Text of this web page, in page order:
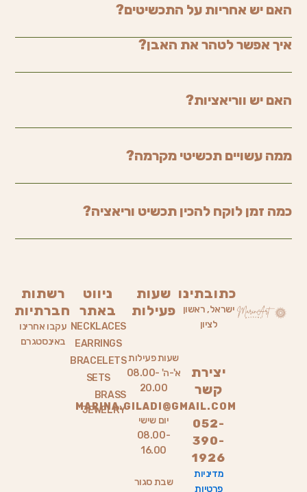
האם יש אחריות על התכשיטים?
איך אפשר לטהר את האבן?
האם יש ווריאציות?
ממה עשויים תכשיטי מקרמה?
כמה זמן לוקח להכין תכשיט וריאציה?
כתובתינו
ישראל, ראשון
לציון
יצירת
קשר
MARINA.GILADI@GMAIL.COM
052-
390-
1926
מדיניות
פרטיות
שעות
פעילות
שעות פעילות
א'-ה' 08.00-
20.00
יום שישי
08.00-
16.00
שבת סגור
ניווט
באתר
NECKLACES
EARRINGS
BRACELETS
SETS
BRASS
JEWELRY
רשתות
חברתיות
עקבו אחרינו
באינסטגרם